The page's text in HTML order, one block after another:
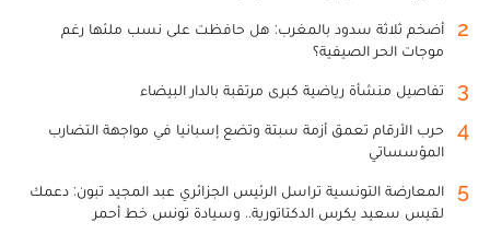
2
أضخم ثلاثة سدود بالمغرب: هل حافظت على نسب ملئها رغم
موجات الحر الصيفية؟
3 تفاصيل منشأة رياضية كبرى مرتقبة بالدار البيضاء
4
حرب الأرقام تعمق أزمة سبتة وتضع إسبانيا في مواجهة التضارب
المؤسساتي
5
المعارضة التونسية تراسل الرئيس الجزائري عبد المجيد تبون: دعمك
لقيس سعيد يكرس الدكتاتورية.. وسيادة تونس خط أحمر